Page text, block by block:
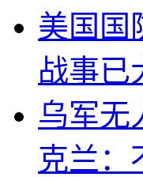
美国国
战事已
乌军无
克兰：